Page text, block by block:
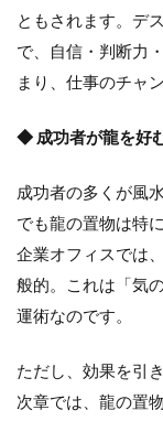
ともされます。デ
で、自信・判断力
まり、仕事のチャ
◆ 成功者が龍を好
成功者の多くが風
でも龍の置物は特
企業オフィスでは
般的。これは「気
運術なのです。
ただし、効果を引
次章では、龍の置